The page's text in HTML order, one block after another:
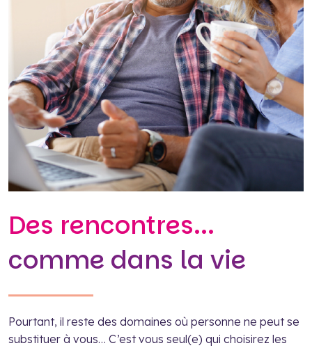
Des rencontres...
comme dans la vie
Pourtant, il reste des domaines où personne ne peut se
substituer à vous… C’est vous seul(e) qui choisirez les